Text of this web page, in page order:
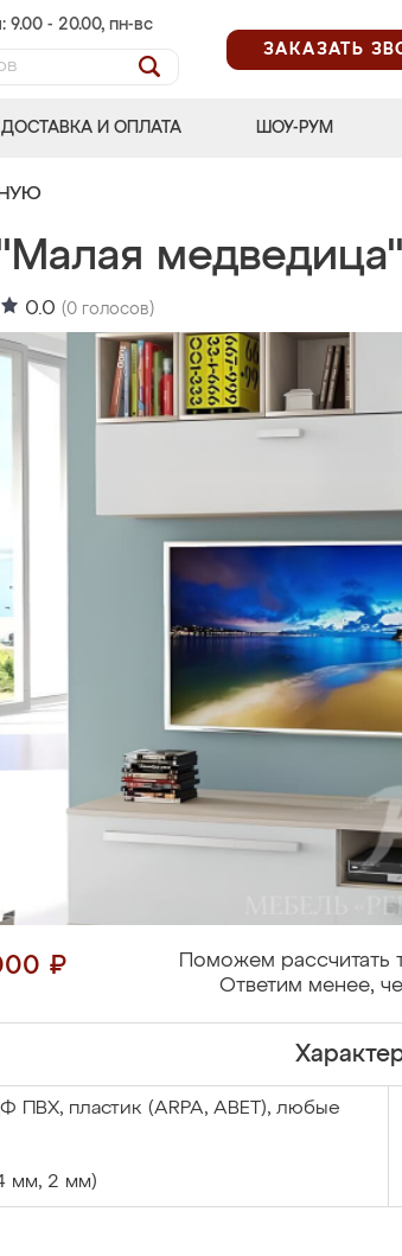
9.00 - 20.00, пн-вс
ЗАКАЗАТЬ
ДОСТАВКА И ОПЛАТА ШОУ-РУМ
медведица"
0.0 (0 голосов)
₽
Поможем рассчитать
Ответим менее,
ПВХ, пластик (ARPA, ABET), любые
мм, 2 мм)